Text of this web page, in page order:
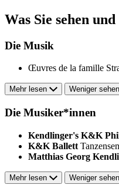
Was Sie sehen
Die Musik
Œuvres de la famille
Mehr lesen Weniger sehen
Die Musiker*innen
Kendlinger's K&K
K&K Ballett
Matthias Georg
Mehr lesen Weniger sehen